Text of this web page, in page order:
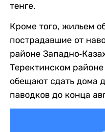
тенге.
Кроме того, жильем
пострадавшие от
районе Западно-
Теректинском
обещают сдать дома
паводков до конца